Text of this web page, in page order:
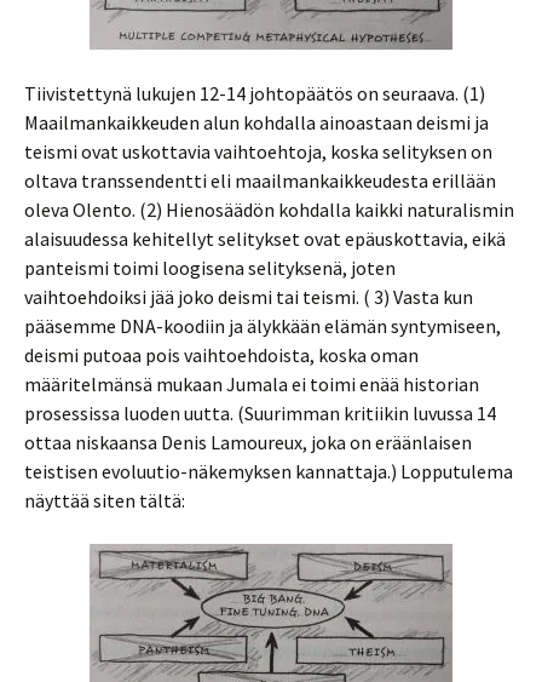
Tiivistettynä lukujen 12-14 johtopäätös on seuraava. (1)
Maailmankaikkeuden alun kohdalla ainoastaan deismi ja
teismi ovat uskottavia vaihtoehtoja, koska selityksen on
oltava transsendentti eli maailmankaikkeudesta erillään
oleva Olento. (2) Hienosäädön kohdalla kaikki naturalismin
alaisuudessa kehitellyt selitykset ovat epäuskottavia, eikä
panteismi toimi loogisena selityksenä, joten
vaihtoehdoiksi jää joko deismi tai teismi. ( 3) Vasta kun
pääsemme DNA-koodiin ja älykkään elämän syntymiseen,
deismi putoaa pois vaihtoehdoista, koska oman
määritelmänsä mukaan Jumala ei toimi enää historian
prosessissa luoden uutta. (Suurimman kritiikin luvussa 14
ottaa niskaansa Denis Lamoureux, joka on eräänlaisen
teistisen evoluutio-näkemyksen kannattaja.) Lopputulema
näyttää siten tältä: